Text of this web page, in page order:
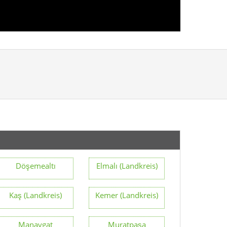
Döşemealtı Elmalı (Landkreis)
Kaş (Landkreis) Kemer (Landkreis)
Manavgat Muratpaşa